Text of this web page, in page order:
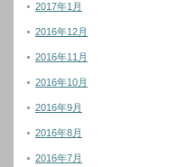
2017年1月
2016年12月
2016年11月
2016年10月
2016年9月
2016年8月
2016年7月